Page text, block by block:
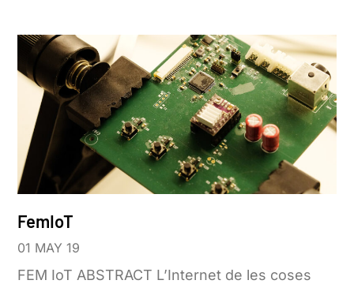
FemIoT
01 MAY 19
FEM IoT ABSTRACT L’Internet de les coses